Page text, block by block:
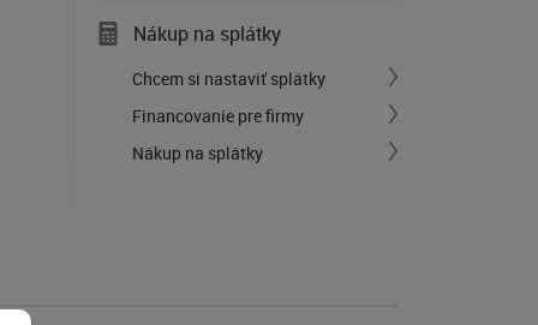
Nákup na splátky
Chcem si nastaviť splátky
Financovanie pre firmy
Nákup na splátky